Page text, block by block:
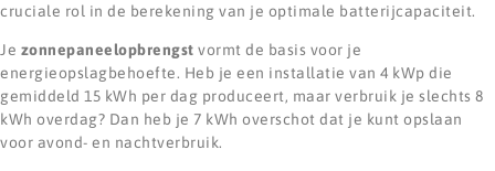
cruciale rol in de berekening van je optimale batterijcapaciteit.
Je zonnepaneelopbrengst vormt de basis voor je
energieopslagbehoefte. Heb je een installatie van 4 kWp die
gemiddeld 15 kWh per dag produceert, maar verbruik je slechts 8
kWh overdag? Dan heb je 7 kWh overschot dat je kunt opslaan
voor avond- en nachtverbruik.